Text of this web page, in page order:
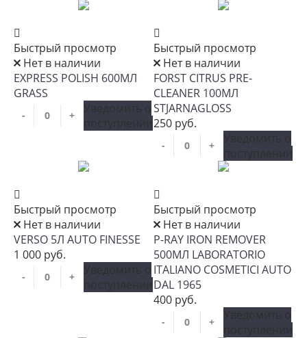
Быстрый просмотр
Нет в наличии
EXPRESS POLISH 600МЛ
GRASS
- +
Уведомить о
поступлении
Быстрый просмотр
Нет в наличии
FORST CITRUS PRE-
CLEANER 100МЛ
STJARNAGLOSS
250 руб.
- +
Уведомить о
поступлении
Быстрый просмотр
Нет в наличии
VERSO 5Л AUTO FINESSE
1 000 руб.
- +
Уведомить о
поступлении
Быстрый просмотр
Нет в наличии
P-RAY IRON REMOVER
500МЛ LABORATORIO
ITALIANO COSMETICI AUTO
DAL 1965
400 руб.
- +
Уведомить о
поступлении